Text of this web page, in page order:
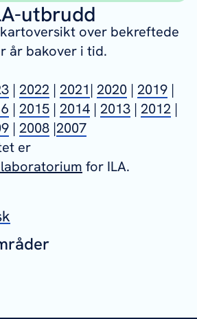
gir deg en oversikt
tilfeller av ILA per
måned og tilbake
viser en oversikt
hvor det er påvist
stadfesting av diagnosen
for ILA. Se
for Mattilsynets
samt fylke/PO
seg i.
utbrudd
over bekreftede
år bakover i tid.
| 2022 | 2021| 2020 | 2019 |
| 2015 | 2014 | 2013 | 2012 |
| 2008 |2007
er
for ILA.